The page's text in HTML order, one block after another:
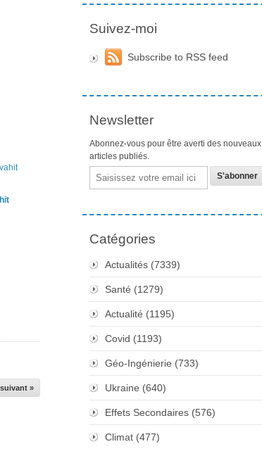
»
Suivez-moi
Subscribe to RSS feed
Newsletter
Abonnez-vous pour être averti des nouveaux
articles publiés.
Email
Catégories
Actualités (7339)
Santé (1279)
Actualité (1195)
Covid (1193)
Géo-Ingénierie (733)
Ukraine (640)
Effets Secondaires (576)
Climat (477)